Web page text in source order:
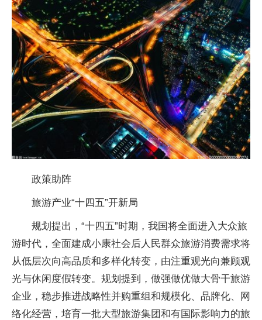
政策助阵
旅游产业“十四五”开新局
规划提出，“十四五”时期，我国将全面进入大众旅
游时代，全面建成小康社会后人民群众旅游消费需求将
从低层次向高品质和多样化转变，由注重观光向兼顾观
光与休闲度假转变。规划提到，做强做优做大骨干旅游
企业，稳步推进战略性并购重组和规模化、品牌化、网
络化经营，培育一批大型旅游集团和有国际影响力的旅